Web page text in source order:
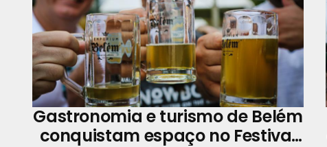
Gastronomia e turismo de Belém
conquistam espaço no Festival